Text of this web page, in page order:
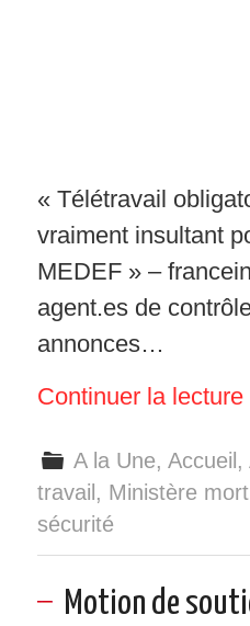
« Télétravail
vraiment insultant
MEDEF » –
agent.es de
annonces…
Continuer la lecture
A la Une,Accueil ,
travail , Ministère mort
sécurité
Motion de